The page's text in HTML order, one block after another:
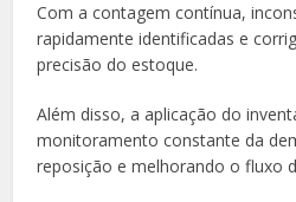
Com a contagem contínua,
rapidamente identificadas e
precisão do estoque.
Além disso, a aplicação do
monitoramento constante da
reposição e melhorando o fluxo